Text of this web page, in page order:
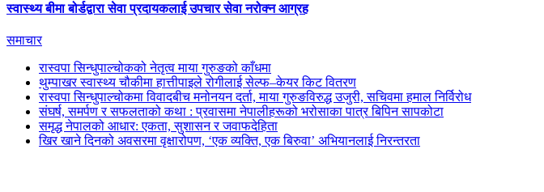
स्वास्थ्य बीमा बोर्डद्वारा सेवा प्रदायकलाई उपचार सेवा नरोक्न आग्रह
समाचार
रास्वपा सिन्धुपाल्चोकको नेतृत्व माया गुरुङको काँधमा
थुम्पाखर स्वास्थ्य चौकीमा हात्तीपाइले रोगीलाई सेल्फ–केयर किट वितरण
रास्वपा सिन्धुपाल्चोकमा विवादबीच मनोनयन दर्ता, माया गुरुङविरुद्ध उजुरी, सचिवमा हमाल निर्विरोध
संघर्ष, समर्पण र सफलताको कथा : प्रवासमा नेपालीहरूको भरोसाका पात्र बिपिन सापकोटा
समृद्ध नेपालको आधार: एकता, सुशासन र जवाफदेहिता
खिर खाने दिनको अवसरमा वृक्षारोपण, ‘एक व्यक्ति, एक बिरुवा’ अभियानलाई निरन्तरता